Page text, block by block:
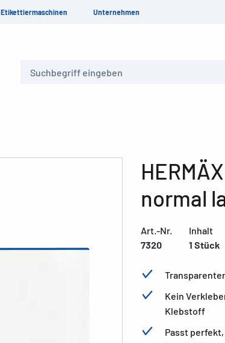
Etikettiermaschinen Unternehmen
normal
Art.-Nr.
7320
Inhalt
1 Stück
Kein
Klebstoff
Passt